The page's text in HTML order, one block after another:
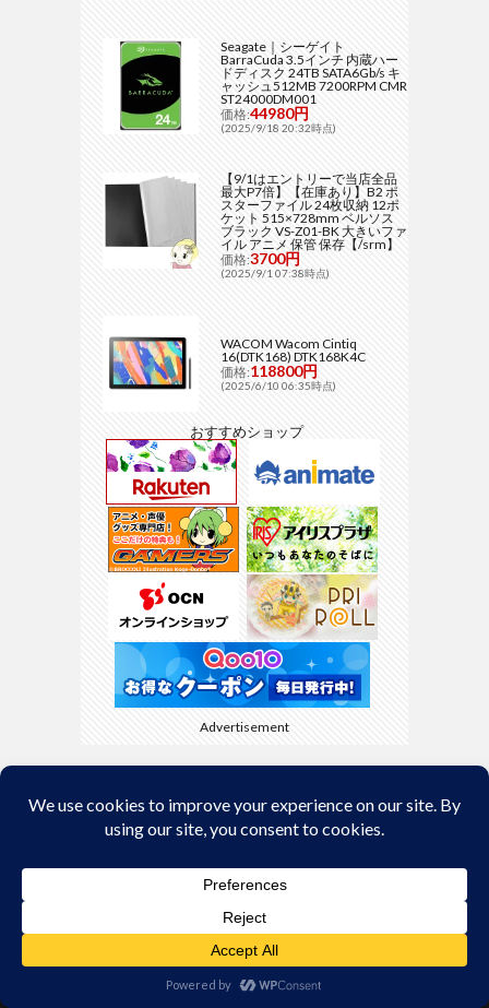
Seagate｜シーゲイト
BarraCuda 3.5インチ 内蔵ハー
ドディスク 24TB SATA6Gb/s キ
ャッシュ512MB 7200RPM CMR
ST24000DM001
価格:44980円
(2025/9/18 20:32時点)
【9/1はエントリーで当店全品
最大P7倍】【在庫あり】B2 ポ
スターファイル 24枚収納 12ポ
ケット 515×728mm ベルソス
ブラック VS-Z01-BK 大きいファ
イル アニメ 保管 保存【/srm】
価格:3700円
(2025/9/1 07:38時点)
WACOM Wacom Cintiq
16(DTK168) DTK168K4C
価格:118800円
(2025/6/10 06:35時点)
おすすめショップ
Advertisement
Back to Top
© Copyright 2026kyamaBlog